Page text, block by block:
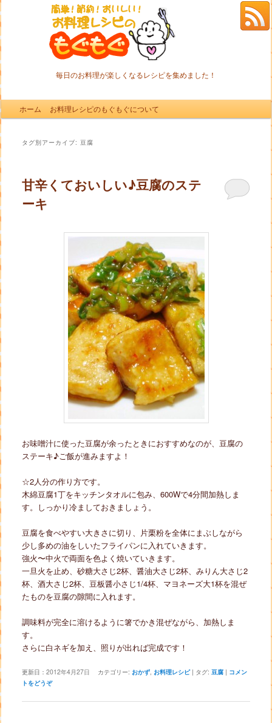
毎日のお料理が楽しくなるレシピを集めました！
メインメニュー
メインコンテンツへ移動
サブコンテンツへ移動
ホーム お料理レシピのもぐもぐについて
タグ別アーカイブ: 豆腐
甘辛くておいしい♪豆腐のステ
ーキ
お味噌汁に使った豆腐が余ったときにおすすめなのが、豆腐の
ステーキ♪ご飯が進みますよ！
☆2人分の作り方です。
木綿豆腐1丁をキッチンタオルに包み、600Wで4分間加熱しま
す。しっかり冷ましておきましょう。
豆腐を食べやすい大きさに切り、片栗粉を全体にまぶしながら
少し多めの油をしいたフライパンに入れていきます。
強火〜中火で両面を色よく焼いていきます。
一旦火を止め、砂糖大さじ2杯、醤油大さじ2杯、みりん大さじ2
杯、酒大さじ2杯、豆板醤小さじ1/4杯、マヨネーズ大1杯を混ぜ
たものを豆腐の隙間に入れます。
調味料が完全に溶けるように箸でかき混ぜながら、加熱しま
す。
さらに白ネギを加え、照りが出れば完成です！
更新日： 2012年4月27日 カテゴリー: おかず,お料理レシピ | タグ: 豆腐 | コメン
トをどうぞ